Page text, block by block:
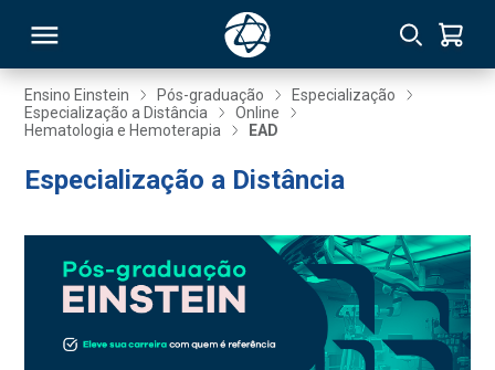
Ensino Einstein Pós-graduação
Especialização
Especialização a Distância
Online
Hematologia e Hemoterapia
EAD
Especialização a Distância